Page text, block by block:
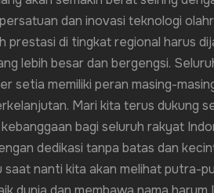
dan inovasi teknologi
prestasi di tingkat regional harus
lebih besar dan bergengsi.
setia memiliki peran masing-
Mari kita terus dukung
bagi seluruh rakyat
dedikasi tanpa batas dan
saat nanti kita akan melihat putra-